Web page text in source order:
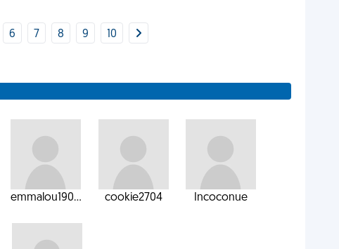
6 7 8 9 10
emmalou190... cookie2704 Incoconue